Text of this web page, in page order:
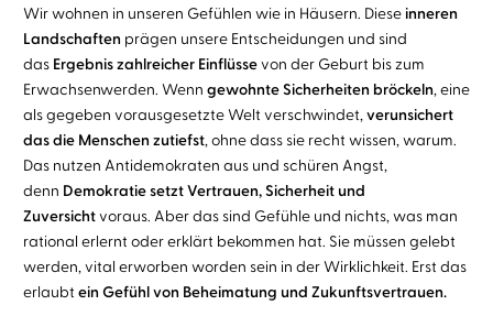
Wir wohnen in unseren Gefühlen wie in Häusern. Diese inneren
Landschaften prägen unsere Entscheidungen und sind
das Ergebnis zahlreicher Einflüssevon der Geburt bis zum
Erwachsenwerden. Wenn gewohnte Sicherheiten bröckeln, eine
als gegeben vorausgesetzte Welt verschwindet, verunsichert
das die Menschen zutiefst, ohne dass sie recht wissen, warum.
Das nutzen Antidemokraten aus und schüren Angst,
denn Demokratie setzt Vertrauen, Sicherheit und
Zuversichtvoraus. Aber das sind Gefühle und nichts, was man
rational erlernt oder erklärt bekommen hat. Sie müssen gelebt
werden, vital erworben worden sein in der Wirklichkeit. Erst das
erlaubt ein Gefühl von Beheimatung und Zukunftsvertrauen.